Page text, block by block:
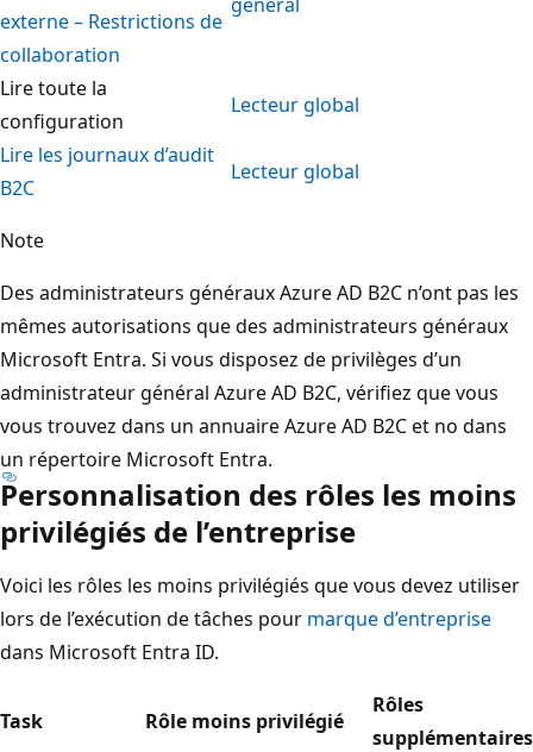
externe – Restrictions de
collaboration
Lire toute la
configuration
Lecteur global
Lire les journaux d’audit
B2C
Lecteur global
Note
Des administrateurs généraux Azure AD B2C n’ont pas les
mêmes autorisations que des administrateurs généraux
Microsoft Entra. Si vous disposez de privilèges d’un
administrateur général Azure AD B2C, vérifiez que vous
vous trouvez dans un annuaire Azure AD B2C et no dans
un répertoire Microsoft Entra.
Personnalisation des rôles les moins
privilégiés de l’entreprise
Voici les rôles les moins privilégiés que vous devez utiliser
lors de l’exécution de tâches pour marque d’entreprise
dans Microsoft Entra ID.
Task Rôle moins privilégié
Rôles
supplémentaires